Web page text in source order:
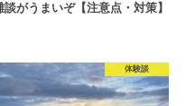
談がうまいぞ【注意点・対策】
体験談